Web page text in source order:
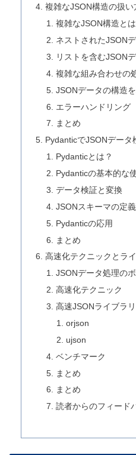
複雑なJSON構造の扱い
複雑なJSON構造とは
ネストされたJSON
リストを含むJSON
複雑な組み合わせの
JSONデータの構造
エラーハンドリング
まとめ
PydanticでJSONデータ
Pydanticとは？
Pydanticの基本的な
データ検証と変換
JSONスキーマの定義
Pydanticの応用
まとめ
高速化テクニックとラ
JSONデータ処理の
高速化テクニック
高速JSONライブラ
orjson
ujson
ベンチマーク
まとめ
まとめ
読者からのフィード